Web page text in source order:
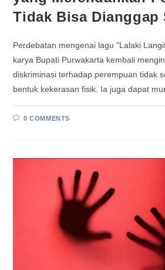
Tidak Bisa Dianggap
Perdebatan mengenai lagu "Lalaki
karya Bupati Purwakarta kembali
diskriminasi terhadap perempuan tidak
bentuk kekerasan fisik. Ia juga dapat
0 COMMENTS